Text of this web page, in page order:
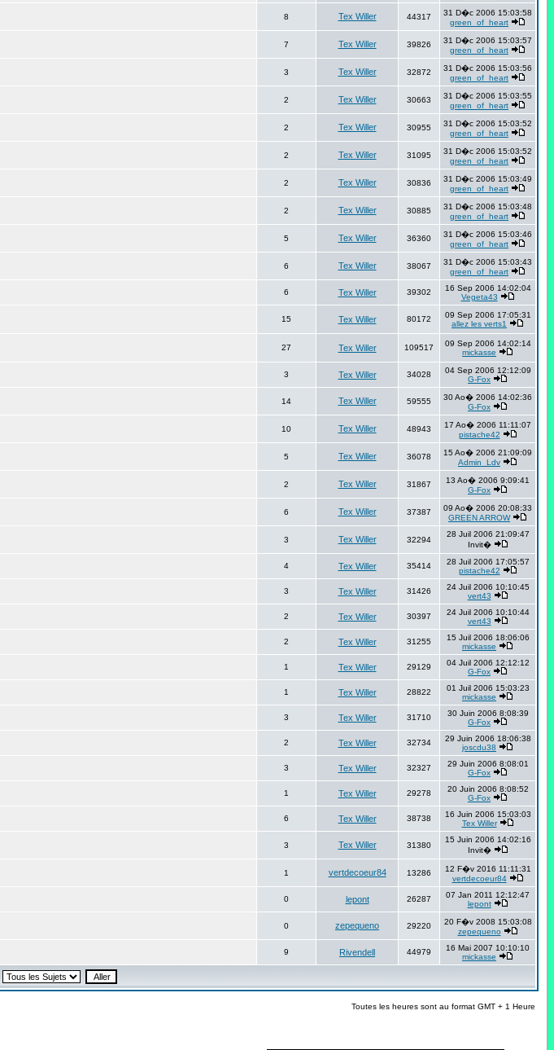
8 Tex Willer 44317
31 D�c 2006 15:03:58
green_of_heart
7 Tex Willer 39826
31 D�c 2006 15:03:57
green_of_heart
3 Tex Willer 32872
31 D�c 2006 15:03:56
green_of_heart
2 Tex Willer 30663
31 D�c 2006 15:03:55
green_of_heart
2 Tex Willer 30955
31 D�c 2006 15:03:52
green_of_heart
2 Tex Willer 31095
31 D�c 2006 15:03:52
green_of_heart
2 Tex Willer 30836
31 D�c 2006 15:03:49
green_of_heart
2 Tex Willer 30885
31 D�c 2006 15:03:48
green_of_heart
5 Tex Willer 36360
31 D�c 2006 15:03:46
green_of_heart
6 Tex Willer 38067
31 D�c 2006 15:03:43
green_of_heart
6 Tex Willer 39302
16 Sep 2006 14:02:04
Vegeta43
15 Tex Willer 80172
09 Sep 2006 17:05:31
allez les verts1
27 Tex Willer 109517
09 Sep 2006 14:02:14
mickasse
3 Tex Willer 34028
04 Sep 2006 12:12:09
G-Fox
14 Tex Willer 59555
30 Ao� 2006 14:02:36
G-Fox
10 Tex Willer 48943
17 Ao� 2006 11:11:07
pistache42
5 Tex Willer 36078
15 Ao� 2006 21:09:09
Admin_Ldv
2 Tex Willer 31867
13 Ao� 2006 9:09:41
G-Fox
6 Tex Willer 37387
09 Ao� 2006 20:08:33
GREEN ARROW
3 Tex Willer 32294
28 Juil 2006 21:09:47
Invit�
4 Tex Willer 35414
28 Juil 2006 17:05:57
pistache42
3 Tex Willer 31426
24 Juil 2006 10:10:45
vert43
2 Tex Willer 30397
24 Juil 2006 10:10:44
vert43
2 Tex Willer 31255
15 Juil 2006 18:06:06
mickasse
1 Tex Willer 29129
04 Juil 2006 12:12:12
G-Fox
1 Tex Willer 28822
01 Juil 2006 15:03:23
mickasse
3 Tex Willer 31710
30 Juin 2006 8:08:39
G-Fox
2 Tex Willer 32734
29 Juin 2006 18:06:38
joscdu38
3 Tex Willer 32327
29 Juin 2006 8:08:01
G-Fox
1 Tex Willer 29278
20 Juin 2006 8:08:52
G-Fox
6 Tex Willer 38738
16 Juin 2006 15:03:03
Tex Willer
3 Tex Willer 31380
15 Juin 2006 14:02:16
Invit�
1 vertdecoeur84 13286
12 F�v 2016 11:11:31
vertdecoeur84
0 lepont 26287
07 Jan 2011 12:12:47
lepont
0 zepequeno 29220
20 F�v 2008 15:03:08
zepequeno
9 Rivendell 44979
16 Mai 2007 10:10:10
mickasse
Toutes les heures sont au format GMT + 1 Heure